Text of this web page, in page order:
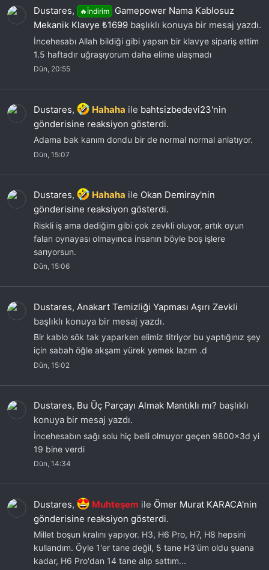
Dustares, 🔥İndirim
Gamepower Nama Kablosuz
Mekanik Klavye ₺1699 başlıklı konuya bir mesaj yazdı.
İncehesabı Allah bildiği gibi yapsın bir klavye sipariş ettim
1.5 haftadır uğraşıyorum daha elime ulaşmadı
Dün, 20:55
Dustares, Hahaha ile bahtsizbedevi23'nin
gönderisine reaksiyon gösterdi.
Adama bak kanım dondu bir de normal normal anlatıyor.
Dün, 15:07
Dustares, Hahaha ile Okan Demiray'nin
gönderisine reaksiyon gösterdi.
Riskli iş ama dediğim gibi çok zevkli oluyor, artık oyun
falan oynayası olmayınca insanın böyle boş işlere
sarıyorsun.
Dün, 15:06
Dustares, Anakart Temizliği Yapması Aşırı Zevkli
başlıklı konuya bir mesaj yazdı.
Bir kablo sök tak yaparken elimiz titriyor bu yaptığınız şey
için sabah öğle akşam yürek yemek lazım .d
Dün, 15:02
Dustares, Bu Üç Parçayı Almak Mantıklı mı? başlıklı
konuya bir mesaj yazdı.
İncehesabın sağı solu hiç belli olmuyor geçen 9800x3d yi
19 bine verdi
Dün, 14:34
Dustares, Muhteşem ile Ömer Murat KARACA'nin
gönderisine reaksiyon gösterdi.
Millet boşun kralını yapıyor. H3, H6 Pro, H7, H8 hepsini
kullandım. Öyle 1'er tane değil, 5 tane H3'üm oldu şuana
kadar, H6 Pro'dan 14 tane alıp sattım...